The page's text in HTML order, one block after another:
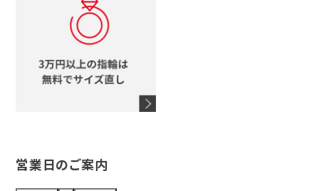
スタージュエリー
ウノアエレ
タグホイヤー
営業日のご案内